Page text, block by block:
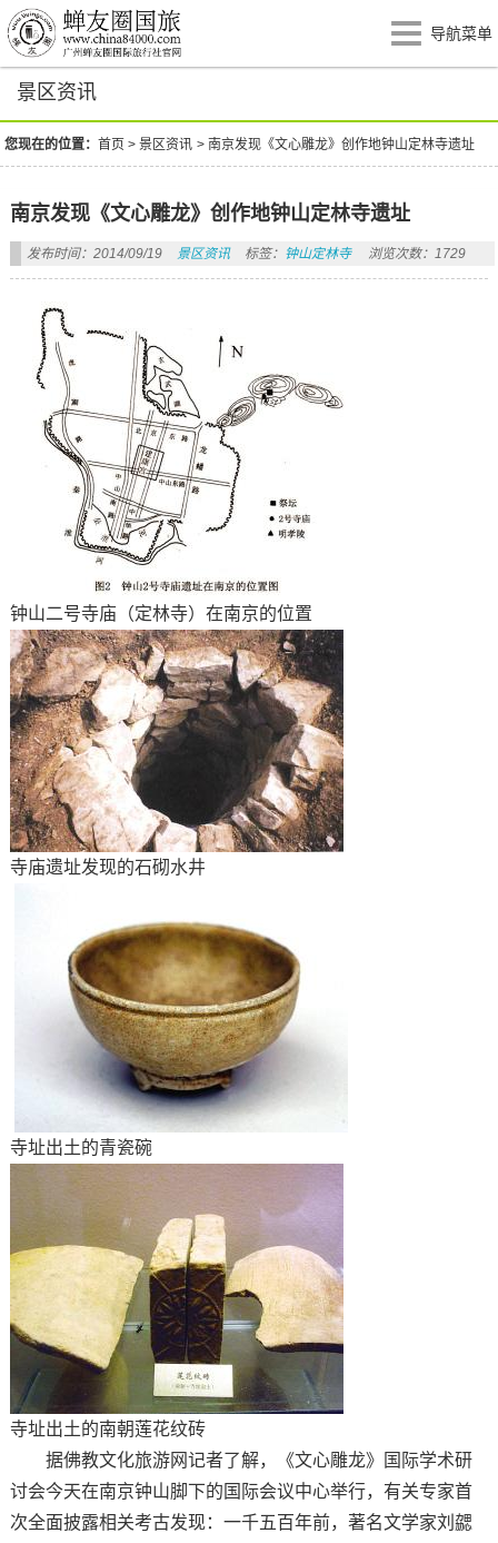
导航菜单
景区资讯
您现在的位置：首页 >景区资讯 > 南京发现《文心雕龙》创作地钟山定林寺遗址
南京发现《文心雕龙》创作地钟山定林寺遗址
发布时间：2014/09/19 景区资讯 标签： 钟山定林寺 浏览次数：1729
钟山二号寺庙（定林寺）在南京的位置
寺庙遗址发现的石砌水井
寺址出土的青瓷碗
寺址出土的南朝莲花纹砖
据佛教文化旅游网记者了解，《文心雕龙》国际学术研
讨会今天在南京钟山脚下的国际会议中心举行，有关专家首
次全面披露相关考古发现：一千五百年前，著名文学家刘勰